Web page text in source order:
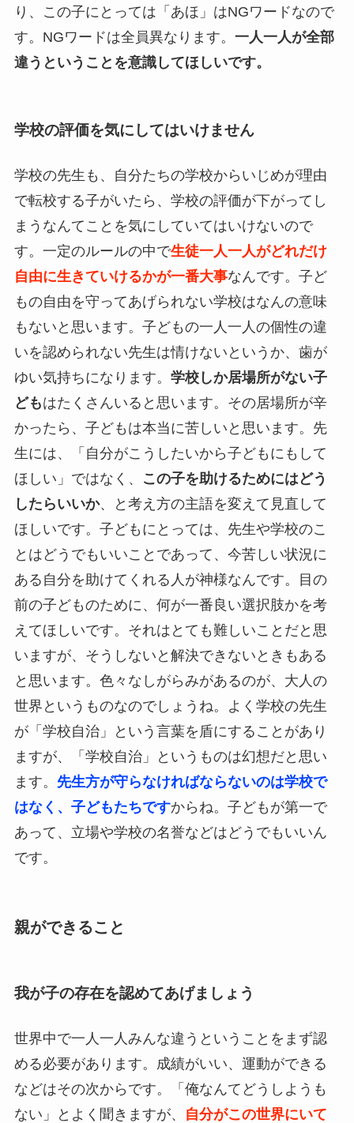
り、この子にとっては「あほ」はNGワードなので
す。NGワードは全員異なります。 一人一人が全部
違うということを意識してほしいです。
学校の評価を気にしてはいけません
学校の先生も、自分たちの学校からいじめが理由
で転校する子がいたら、学校の評価が下がってし
まうなんてことを気にしていてはいけないので
す。一定のルールの中で生徒一人一人がどれだけ
自由に生きていけるかが一番大事なんです。子ど
もの自由を守ってあげられない学校はなんの意味
もないと思います。子どもの一人一人の個性の違
いを認められない先生は情けないというか、歯が
ゆい気持ちになります。 学校しか居場所がない子
どもはたくさんいると思います。その居場所が辛
かったら、子どもは本当に苦しいと思います。先
生には、「自分がこうしたいから子どもにもして
ほしい」ではなく、
この子を助けるためにはどう
したらいいか、と考え方の主語を変えて見直して
ほしいです。子どもにとっては、先生や学校のこ
とはどうでもいいことであって、今苦しい状況に
ある自分を助けてくれる人が神様なんです。目の
前の子どものために、何が一番良い選択肢かを考
えてほしいです。それはとても難しいことだと思
いますが、そうしないと解決できないときもある
と思います。色々なしがらみがあるのが、大人の
世界というものなのでしょうね。よく学校の先生
が「学校自治」という言葉を盾にすることがあり
ますが、「学校自治」というものは幻想だと思い
ます。 先生方が守らなければならないのは学校で
はなく、子どもたちですからね。子どもが第一で
あって、立場や学校の名誉などはどうでもいいん
です。
親ができること
我が子の存在を認めてあげましょう
世界中で一人一人みんな違うということをまず認
める必要があります。成績がいい、運動ができる
などはその次からです。「俺なんてどうしようも
ない」とよく聞きますが、
自分がこの世界にいて